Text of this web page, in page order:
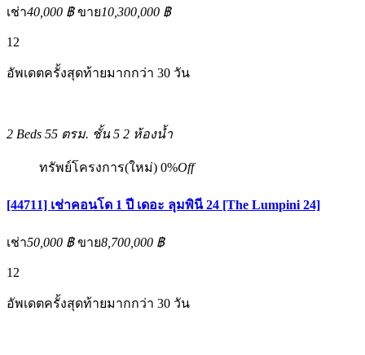
เช่า40,000 ฿ ขาย10,300,000 ฿
12
อัพเดตครั้งสุดท้ายมากกว่า 30 วัน
2 Beds 55 ตรม. ชั้น 5 2 ห้องน้ำ
ทรัพย์โครงการ(ใหม่) 0%Off
[44711] เช่าคอนโด 1 ปี เดอะ ลุมพินี 24 [The Lumpini 24]
เช่า50,000 ฿ ขาย8,700,000 ฿
12
อัพเดตครั้งสุดท้ายมากกว่า 30 วัน